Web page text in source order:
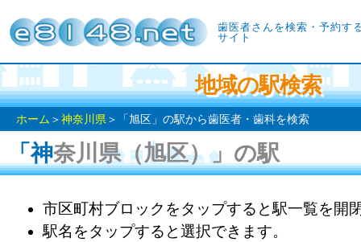
歯医者さんを検索・予約す
サイト
地域の駅検索
ホーム ＞神奈川県 ＞「旭区」の駅から歯医者・歯科を検索
「神奈川県（旭区）」の駅
市区町村ブロックをタップすると駅一覧を開
駅名をタップすると選択できます。